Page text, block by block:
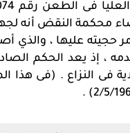
محكمة النقض أنه
حجيته عليها ، والذي
، إذ يعد الحكم